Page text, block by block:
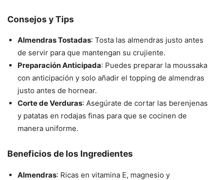
Consejos y Tips
Almendras Tostadas: Tosta las almendras justo antes
de servir para que mantengan su crujiente.
Preparación Anticipada: Puedes preparar la moussaka
con anticipación y solo añadir el topping de almendras
justo antes de hornear.
Corte de Verduras: Asegúrate de cortar las berenjenas
y patatas en rodajas finas para que se cocinen de
manera uniforme.
Beneficios de los Ingredientes
Almendras: Ricas en vitamina E, magnesio y